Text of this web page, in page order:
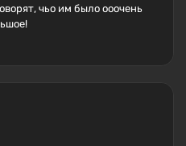
чьо им было ооочень